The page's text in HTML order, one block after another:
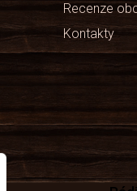
Recenze
Kontakty